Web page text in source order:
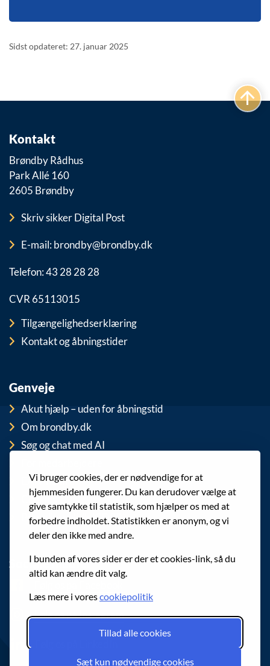
Vi bruger cookies, der er nødvendige for at
hjemmesiden fungerer. Du kan derudover vælge at
give samtykke til statistik, som hjælper os med at
forbedre indholdet. Statistikken er anonym, og vi
deler den ikke med andre.
I bunden af vores sider er der et cookies-link, så du
altid kan ændre dit valg.
Læs mere i vorescookiepolitik
Tillad alle cookies
Sæt kun nødvendige cookies
Sidst opdateret: 27. januar 2025
Kontakt
Brøndby Rådhus
Park Allé 160
2605 Brøndby
Skriv sikker Digital Post
E-mail: brondby@brondby.dk
Telefon: 43 28 28 28
CVR 65113015
Tilgængelighedserklæring
Kontakt og åbningstider
Genveje
Akut hjælp – uden for åbningstid
Om brondby.dk
Søg og chat med AI
EAN-numre
Cookies
Privatlivspolitik (GDPR)
Sociale medier
Følg os på Instagram